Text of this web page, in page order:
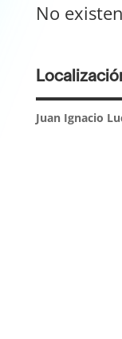
No
Juan Ignacio